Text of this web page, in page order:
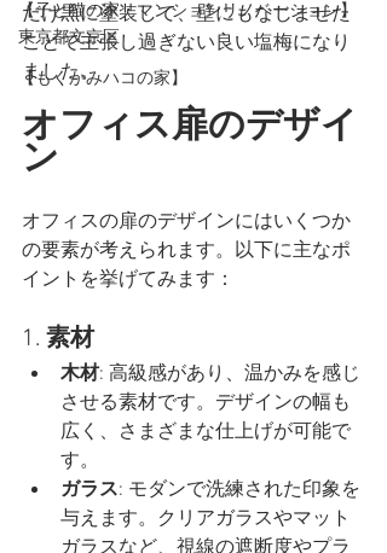
【子と猫の家・マンションリノベーション】
東京都文京区
【もくかみハコの家】
だけ黒に塗装して、壁にもなじませた
ことで主張し過ぎない良い塩梅になり
ました。
オフィス扉のデザイ
ン
オフィスの扉のデザインにはいくつか
の要素が考えられます。以下に主なポ
イントを挙げてみます：
1. 素材
木材: 高級感があり、温かみを感じ
させる素材です。デザインの幅も
広く、さまざまな仕上げが可能で
す。
ガラス: モダンで洗練された印象を
与えます。クリアガラスやマット